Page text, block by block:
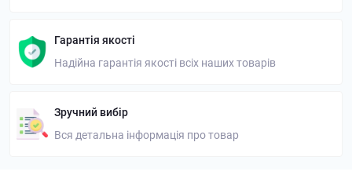
Гарантія якості
Надійна гарантія якості всіх наших товарів
Зручний вибір
Вся детальна інформація про товар